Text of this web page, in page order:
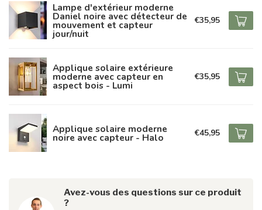
Lampe d'extérieur moderne
Daniel noire avec détecteur de
mouvement et capteur
jour/nuit
€35,95
Applique solaire extérieure
moderne avec capteur en
aspect bois - Lumi
€35,95
Applique solaire moderne
noire avec capteur - Halo €45,95
Avez-vous des questions sur ce produit
?